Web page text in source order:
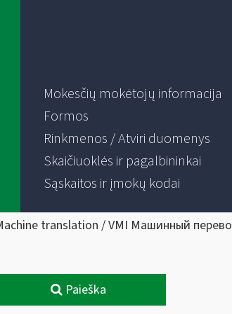
Mokesčių mokėtojų informacija
Formos
Rinkmenos / Atviri duomenys
Skaičiuoklės ir pagalbininkai
Sąskaitos ir įmokų kodai
translation / VMI Машинный
Paieška